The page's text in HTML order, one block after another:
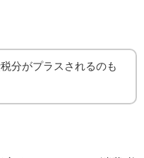
分がプラスされるのも